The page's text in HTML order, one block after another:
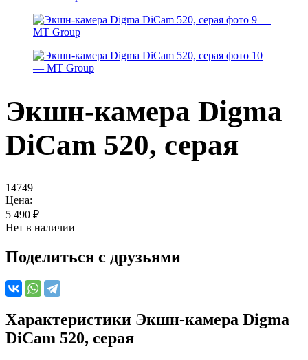
Экшн-камера Digma
DiCam 520, серая
14749
Цена:
5 490 ₽
Нет в наличии
Поделиться с друзьями
Характеристики Экшн-камера Digma
DiCam 520, серая